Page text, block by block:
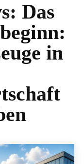
Das
in